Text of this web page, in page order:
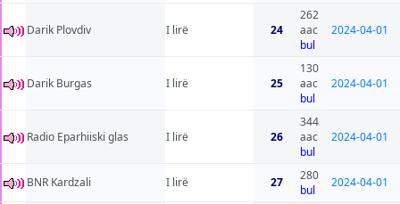
Darik Plovdiv I lirë 24
262
aac
bul
2024-04-01
Darik Burgas I lirë 25
130
aac
bul
2024-04-01
Radio Eparhiiski glas I lirë 26
344
aac
bul
2024-04-01
BNR Kardzali I lirë 27
280
bul
2024-04-01